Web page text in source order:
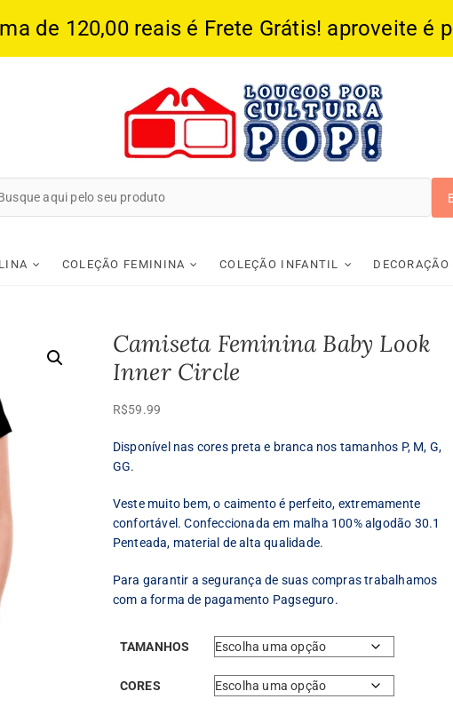
de 120,00 reais é Frete Grátis! aproveite é
Loucos Por Cultura
COLEÇÃO FEMININA COLEÇÃO INFANTIL DECORAÇÃO
Camiseta Feminina Baby Look
Inner Circle
R$59.99
Disponível nas cores preta e branca nos tamanhos P, M, G,
GG.
Veste muito bem, o caimento é perfeito, extremamente
confortável. Confeccionada em malha 100% algodão 30.1
Penteada, material de alta qualidade.
Para garantir a segurança de suas compras trabalhamos
com a forma de pagamento Pagseguro.
TAMANHOS
CORES